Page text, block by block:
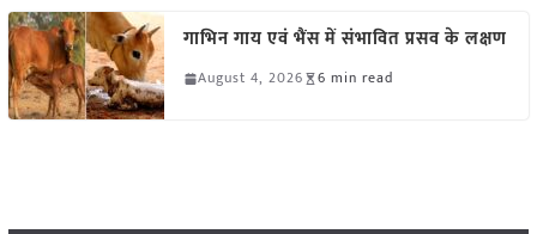
गाभिन गाय एवं भैंस में संभावित प्रसव के लक्षण
August 4, 2026 6 min read